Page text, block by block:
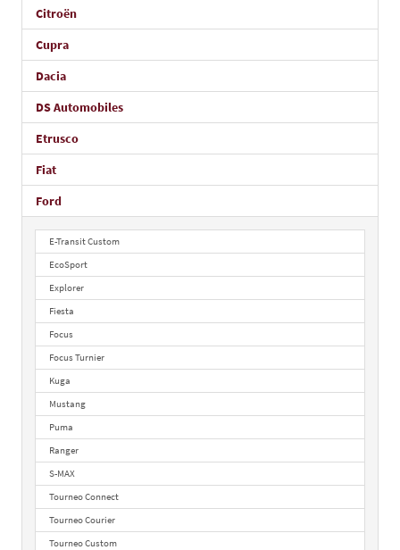
Citroën
Cupra
Dacia
DS Automobiles
Etrusco
Fiat
Ford
E-Transit Custom
EcoSport
Explorer
Fiesta
Focus
Focus Turnier
Kuga
Mustang
Puma
Ranger
S-MAX
Tourneo Connect
Tourneo Courier
Tourneo Custom